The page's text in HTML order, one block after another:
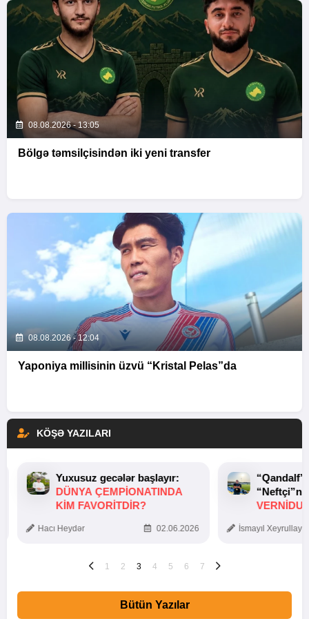
08.08.2026 - 13:05
Bölgə təmsilçisindən iki yeni transfer
08.08.2026 - 12:04
Yaponiya millisinin üzvü “Kristal Pelas”da
KÖŞƏ YAZILARI
Yuxusuz gecələr başlayır:
DÜNYA ÇEMPIONATINDA
KIM FAVORITDIR?
Hacı Heydər 02.06.2026 İsmayıl
1 2 3 4 5 6 7
Bütün Yazılar